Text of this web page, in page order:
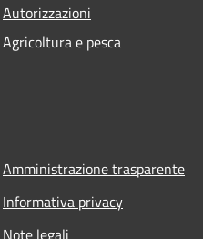
Autorizzazioni
Agricoltura e pesca
Amministrazione trasparente
Informativa privacy
Note legali